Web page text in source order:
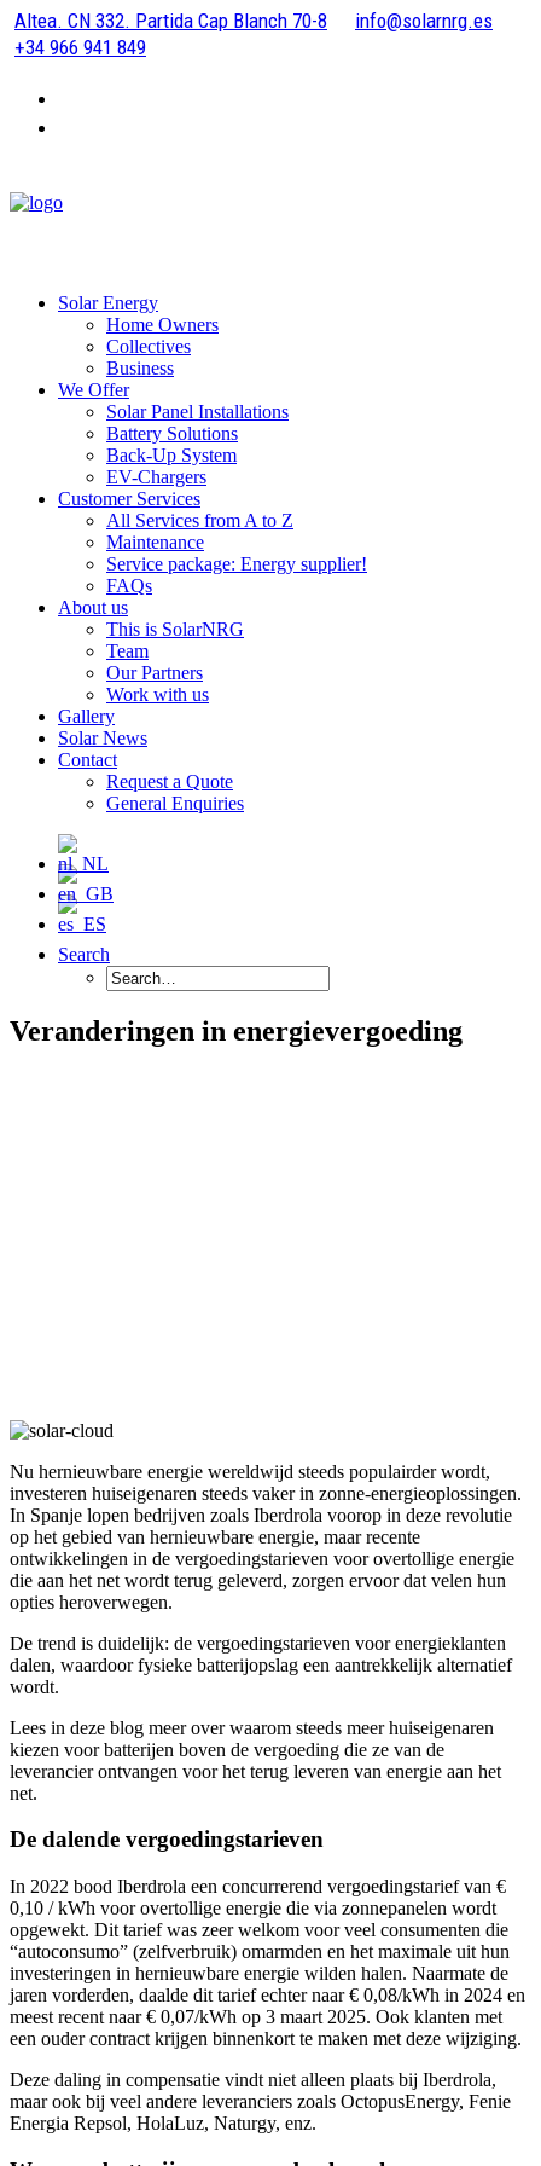
Altea. CN 332. Partida Cap Blanch 70-8
info@solarnrg.es
+34 966 941 849
Solar Energy
Home Owners
Collectives
Business
We Offer
Solar Panel Installations
Battery Solutions
Back-Up System
EV-Chargers
Customer Services
All Services from A to Z
Maintenance
Service package: Energy supplier!
FAQs
About us
This is SolarNRG
Team
Our Partners
Work with us
Gallery
Solar News
Contact
Request a Quote
General Enquiries
Search
Veranderingen in energievergoeding
Nu hernieuwbare energie wereldwijd steeds populairder wordt,
investeren huiseigenaren steeds vaker in zonne-energieoplossingen.
In Spanje lopen bedrijven zoals Iberdrola voorop in deze revolutie
op het gebied van hernieuwbare energie, maar recente
ontwikkelingen in de vergoedingstarieven voor overtollige energie
die aan het net wordt terug geleverd, zorgen ervoor dat velen hun
opties heroverwegen.
De trend is duidelijk: de vergoedingstarieven voor energieklanten
dalen, waardoor fysieke batterijopslag een aantrekkelijk alternatief
wordt.
Lees in deze blog meer over waarom steeds meer huiseigenaren
kiezen voor batterijen boven de vergoeding die ze van de
leverancier ontvangen voor het terug leveren van energie aan het
net.
De dalende vergoedingstarieven
In 2022 bood Iberdrola een concurrerend vergoedingstarief van €
0,10 / kWh voor overtollige energie die via zonnepanelen wordt
opgewekt. Dit tarief was zeer welkom voor veel consumenten die
“autoconsumo” (zelfverbruik) omarmden en het maximale uit hun
investeringen in hernieuwbare energie wilden halen. Naarmate de
jaren vorderden, daalde dit tarief echter naar € 0,08/kWh in 2024 en
meest recent naar € 0,07/kWh op 3 maart 2025. Ook klanten met
een ouder contract krijgen binnenkort te maken met deze wijziging.
Deze daling in compensatie vindt niet alleen plaats bij Iberdrola,
maar ook bij veel andere leveranciers zoals OctopusEnergy, Fenie
Energia Repsol, HolaLuz, Naturgy, enz.